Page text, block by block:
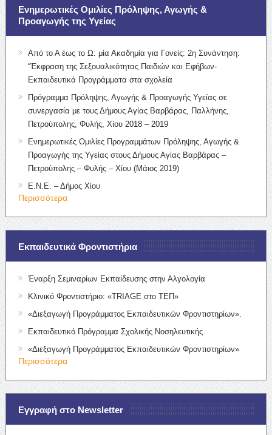
Ενημερωτικές Ομιλίες Πρόληψης, Αγωγής &
Προαγωγής της Υγείας
Από το Α έως το Ω: μία Ακαδημία για Γονείς: 2η Συνάντηση:
“Έκφραση της Σεξουαλικότητας Παιδιών και Εφήβων-
Εκπαιδευτικά Προγράμματα στα σχολεία
Πρόγραμμα Πρόληψης, Αγωγής & Προαγωγής Υγείας σε
συνεργασία με τους Δήμους Αγίας Βαρβάρας, Παλλήνης,
Πετρούπολης, Φυλής, Χίου 2018 – 2019
Ενημερωτικές Ομιλίες Προγραμμάτων Πρόληψης, Αγωγής &
Προαγωγής της Υγείας στους Δήμους Αγίας Βαρβάρας –
Πετρούπολης – Φυλής – Χίου (Μάιος 2019)
Ε.Ν.Ε. – Δήμος Χίου
Περισσότερα
Εκπαιδευτικά Φροντιστήρια
Έναρξη Σεμιναρίων Εκπαίδευσης στην Αλγολογία
Κλινικό Φροντιστήριο: «TRIAGE στο ΤΕΠ»
«Διεξαγωγή Προγράμματος Εκπαιδευτικών Φροντιστηρίων».
Εκπαιδευτικό Πρόγραμμα Σχολικής Νοσηλευτικής
«Διεξαγωγή Προγράμματος Εκπαιδευτικών Φροντιστηρίων»
Περισσότερα
Εγγραφή στο Newsletter